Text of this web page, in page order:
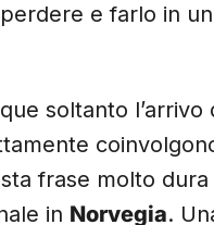
e farlo in
soltanto l’arrivo
frase molto dura
in Norvegia.